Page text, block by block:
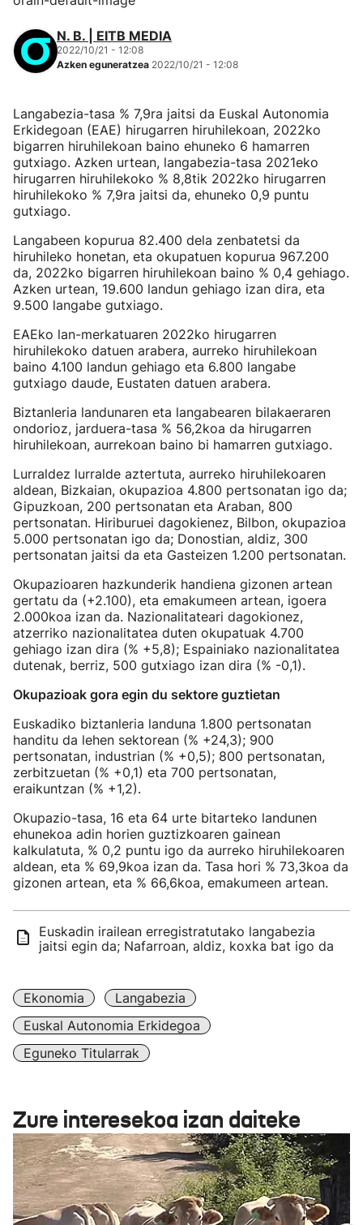
N. B. | EITB MEDIA
2022/10/21 - 12:08
Azken eguneratzea 2022/10/21 - 12:08
Langabezia-tasa % 7,9ra jaitsi da Euskal Autonomia
Erkidegoan (EAE) hirugarren hiruhilekoan, 2022ko
bigarren hiruhilekoan baino ehuneko 6 hamarren
gutxiago. Azken urtean, langabezia-tasa 2021eko
hirugarren hiruhilekoko % 8,8tik 2022ko hirugarren
hiruhilekoko % 7,9ra jaitsi da, ehuneko 0,9 puntu
gutxiago.
Langabeen kopurua 82.400 dela zenbatetsi da
hiruhileko honetan, eta okupatuen kopurua 967.200
da, 2022ko bigarren hiruhilekoan baino % 0,4 gehiago.
Azken urtean, 19.600 landun gehiago izan dira, eta
9.500 langabe gutxiago.
EAEko lan-merkatuaren 2022ko hirugarren
hiruhilekoko datuen arabera, aurreko hiruhilekoan
baino 4.100 landun gehiago eta 6.800 langabe
gutxiago daude, Eustaten datuen arabera.
Biztanleria landunaren eta langabearen bilakaeraren
ondorioz, jarduera-tasa % 56,2koa da hirugarren
hiruhilekoan, aurrekoan baino bi hamarren gutxiago.
Lurraldez lurralde aztertuta, aurreko hiruhilekoaren
aldean, Bizkaian, okupazioa 4.800 pertsonatan igo da;
Gipuzkoan, 200 pertsonatan eta Araban, 800
pertsonatan. Hiriburuei dagokienez, Bilbon, okupazioa
5.000 pertsonatan igo da; Donostian, aldiz, 300
pertsonatan jaitsi da eta Gasteizen 1.200 pertsonatan.
Okupazioaren hazkunderik handiena gizonen artean
gertatu da (+2.100), eta emakumeen artean, igoera
2.000koa izan da. Nazionalitateari dagokionez,
atzerriko nazionalitatea duten okupatuak 4.700
gehiago izan dira (% +5,8); Espainiako nazionalitatea
dutenak, berriz, 500 gutxiago izan dira (% -0,1).
Okupazioak gora egin du sektore guztietan
Euskadiko biztanleria landuna 1.800 pertsonatan
handitu da lehen sektorean (% +24,3); 900
pertsonatan, industrian (% +0,5); 800 pertsonatan,
zerbitzuetan (% +0,1) eta 700 pertsonatan,
eraikuntzan (% +1,2).
Okupazio-tasa, 16 eta 64 urte bitarteko landunen
ehunekoa adin horien guztizkoaren gainean
kalkulatuta, % 0,2 puntu igo da aurreko hiruhilekoaren
aldean, eta % 69,9koa izan da. Tasa hori % 73,3koa da
gizonen artean, eta % 66,6koa, emakumeen artean.
Euskadin irailean erregistratutako langabezia
jaitsi egin da; Nafarroan, aldiz, koxka bat igo da
Ekonomia
Langabezia
Euskal Autonomia Erkidegoa
Eguneko Titularrak
Zure interesekoa izan daiteke